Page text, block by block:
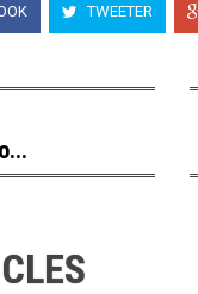
TWEETER